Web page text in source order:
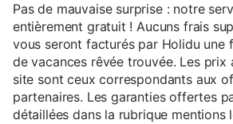
Pas de mauvaise surprise : notre
entièrement gratuit ! Aucuns frais
vous seront facturés par Holidu une
de vacances rêvée trouvée. Les prix
site sont ceux correspondants aux
partenaires. Les garanties offertes
détaillées dans la rubrique mentions